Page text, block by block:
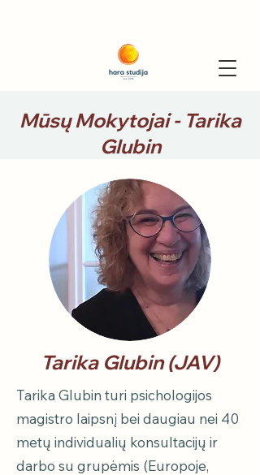
Mūsų Mokytojai - Tarika
Glubin
Tarika Glubin (JAV)
Tarika Glubin turi psichologijos
magistro laipsnį bei daugiau nei 40
metų individualių konsultacijų ir
darbo su grupėmis (Europoje,